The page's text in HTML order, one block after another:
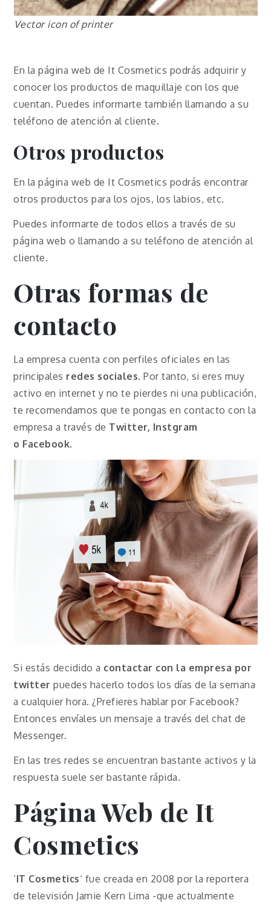
Vector icon of printer
En la página web de It Cosmetics podrás adquirir y
conocer los productos de maquillaje con los que
cuentan. Puedes informarte también llamando a su
teléfono de atención al cliente.
Otros productos
En la página web de It Cosmetics podrás encontrar
otros productos para los ojos, los labios, etc.
Puedes informarte de todos ellos a través de su
página web o llamando a su teléfono de atención al
cliente.
Otras formas de
contacto
La empresa cuenta con perfiles oficiales en las
principales redes sociales. Por tanto, si eres muy
activo en internet y no te pierdes ni una publicación,
te recomendamos que te pongas en contacto con la
empresa a través de Twitter, Instgram
o Facebook.
Si estás decidido a contactar con la empresa por
twitter puedes hacerlo todos los días de la semana
a cualquier hora. ¿Prefieres hablar por Facebook?
Entonces envíales un mensaje a través del chat de
Messenger.
En las tres redes se encuentran bastante activos y la
respuesta suele ser bastante rápida.
Página Web de It
Cosmetics
‘IT Cosmetics‘ fue creada en 2008 por la reportera
de televisión Jamie Kern Lima -que actualmente